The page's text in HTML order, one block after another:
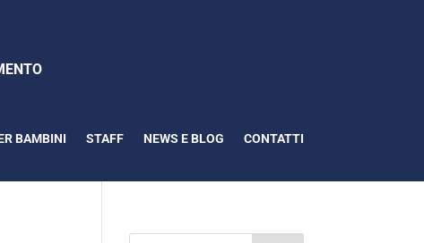
BAMBINI STAFF NEWS E BLOG CONTATTI